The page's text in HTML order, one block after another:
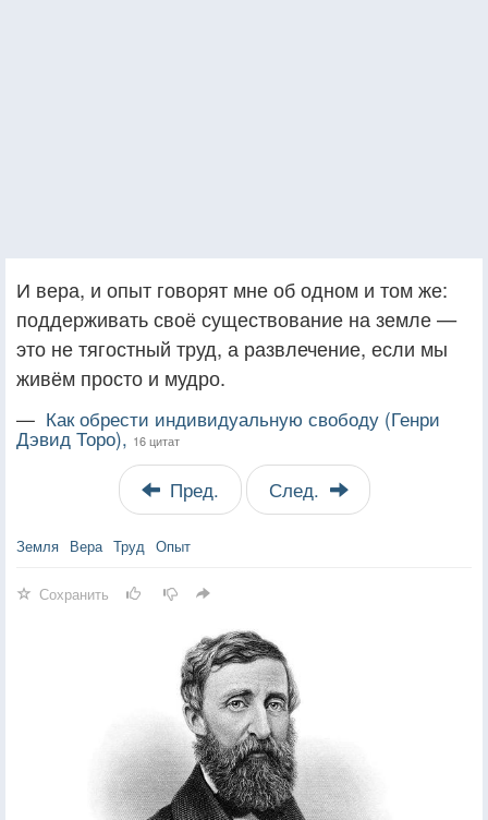
И вера, и опыт говорят мне об одном и том же:
поддерживать своё существование на земле —
это не тягостный труд, а развлечение, если мы
живём просто и мудро.
— Как обрести индивидуальную свободу (Генри
Дэвид Торо), 16 цитат
Пред. След.
Земля Вера Труд Опыт
Сохранить